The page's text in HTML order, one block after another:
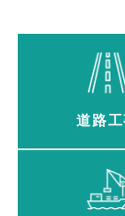
道路工